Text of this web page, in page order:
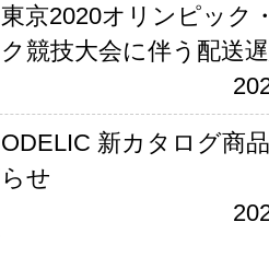
東京2020オリンピック
ク競技大会に伴う配送
ODELIC 新カタログ商
らせ